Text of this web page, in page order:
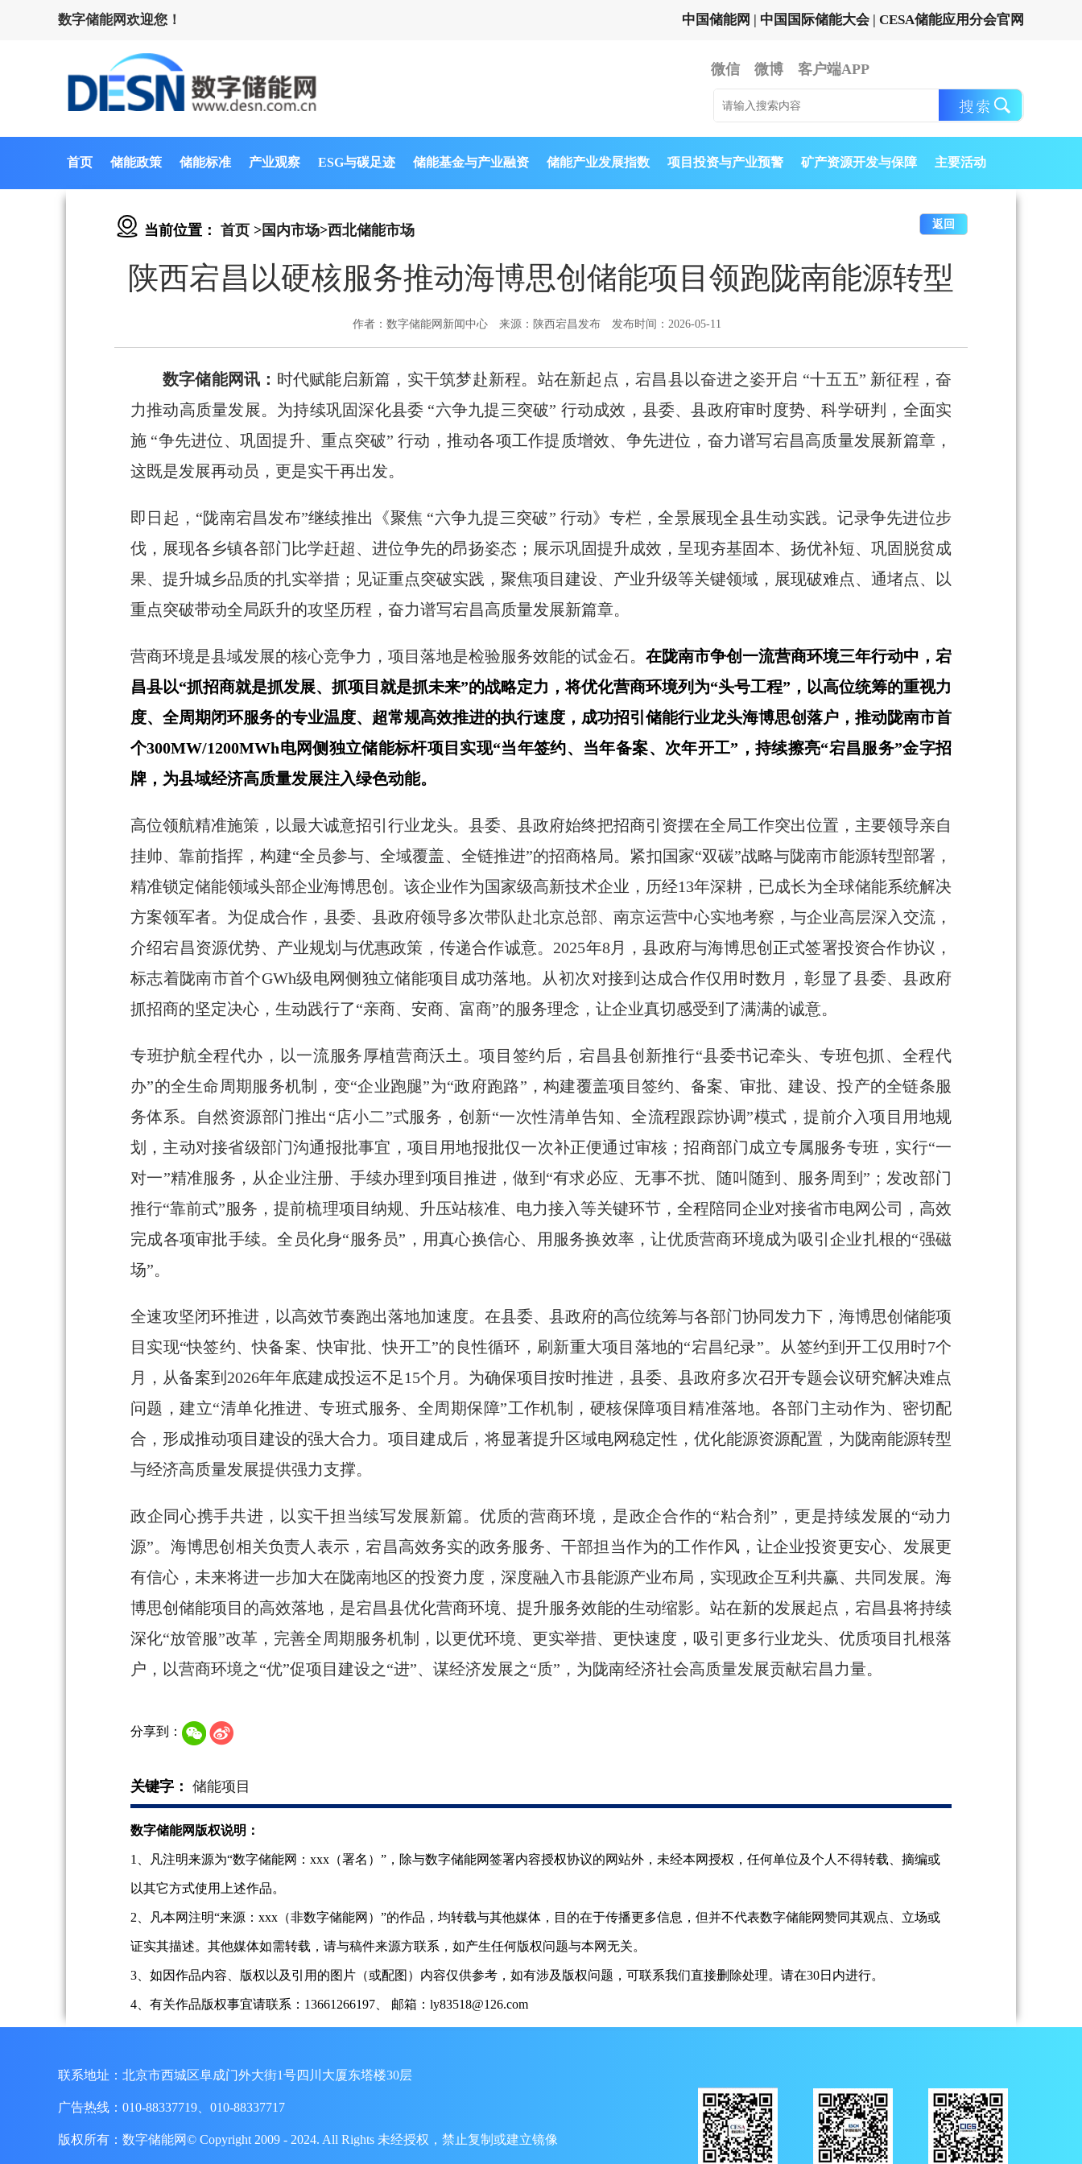
数字储能网欢迎您！ 中国储能网 | 中国国际储能大会 | CESA储能应用分会官网
微信 微博 客户端APP
首页 储能政策 储能标准 产业观察 ESG与碳足迹 储能基金与产业融资 储能产业发展指数 项目投资与产业预警 矿产资源开发与保障 主要活动
当前位置： 首页 >国内市场>西北储能市场 返回
陕西宕昌以硬核服务推动海博思创储能项目领跑陇南能源转型
作者：数字储能网新闻中心 来源：陕西宕昌发布 发布时间：2026-05-11
数字储能网讯： 时代赋能启新篇，实干筑梦赴新程。站在新起点，宕昌县以奋进之姿开启 “十五五” 新征程，奋
力推动高质量发展。为持续巩固深化县委 “六争九提三突破” 行动成效，县委、县政府审时度势、科学研判，全面实
施 “争先进位、巩固提升、重点突破” 行动，推动各项工作提质增效、争先进位，奋力谱写宕昌高质量发展新篇章，
这既是发展再动员，更是实干再出发。
即日起，“陇南宕昌发布”继续推出《聚焦 “六争九提三突破” 行动》专栏，全景展现全县生动实践。记录争先进位步
伐，展现各乡镇各部门比学赶超、进位争先的昂扬姿态；展示巩固提升成效，呈现夯基固本、扬优补短、巩固脱贫成
果、提升城乡品质的扎实举措；见证重点突破实践，聚焦项目建设、产业升级等关键领域，展现破难点、通堵点、以
重点突破带动全局跃升的攻坚历程，奋力谱写宕昌高质量发展新篇章。
营商环境是县域发展的核心竞争力，项目落地是检验服务效能的试金石。 在陇南市争创一流营商环境三年行动中，宕
昌县以“抓招商就是抓发展、抓项目就是抓未来”的战略定力，将优化营商环境列为“头号工程”，以高位统筹的重视力
度、全周期闭环服务的专业温度、超常规高效推进的执行速度，成功招引储能行业龙头海博思创落户，推动陇南市首
个300MW/1200MWh电网侧独立储能标杆项目实现“当年签约、当年备案、次年开工”，持续擦亮“宕昌服务”金字招
牌，为县域经济高质量发展注入绿色动能。
高位领航精准施策，以最大诚意招引行业龙头。县委、县政府始终把招商引资摆在全局工作突出位置，主要领导亲自
挂帅、靠前指挥，构建“全员参与、全域覆盖、全链推进”的招商格局。紧扣国家“双碳”战略与陇南市能源转型部署，
精准锁定储能领域头部企业海博思创。该企业作为国家级高新技术企业，历经13年深耕，已成长为全球储能系统解决
方案领军者。为促成合作，县委、县政府领导多次带队赴北京总部、南京运营中心实地考察，与企业高层深入交流，
介绍宕昌资源优势、产业规划与优惠政策，传递合作诚意。2025年8月，县政府与海博思创正式签署投资合作协议，
标志着陇南市首个GWh级电网侧独立储能项目成功落地。从初次对接到达成合作仅用时数月，彰显了县委、县政府
抓招商的坚定决心，生动践行了“亲商、安商、富商”的服务理念，让企业真切感受到了满满的诚意。
专班护航全程代办，以一流服务厚植营商沃土。项目签约后，宕昌县创新推行“县委书记牵头、专班包抓、全程代
办”的全生命周期服务机制，变“企业跑腿”为“政府跑路”，构建覆盖项目签约、备案、审批、建设、投产的全链条服
务体系。自然资源部门推出“店小二”式服务，创新“一次性清单告知、全流程跟踪协调”模式，提前介入项目用地规
划，主动对接省级部门沟通报批事宜，项目用地报批仅一次补正便通过审核；招商部门成立专属服务专班，实行“一
对一”精准服务，从企业注册、手续办理到项目推进，做到“有求必应、无事不扰、随叫随到、服务周到”；发改部门
推行“靠前式”服务，提前梳理项目纳规、升压站核准、电力接入等关键环节，全程陪同企业对接省市电网公司，高效
完成各项审批手续。全员化身“服务员”，用真心换信心、用服务换效率，让优质营商环境成为吸引企业扎根的“强磁
场”。
全速攻坚闭环推进，以高效节奏跑出落地加速度。在县委、县政府的高位统筹与各部门协同发力下，海博思创储能项
目实现“快签约、快备案、快审批、快开工”的良性循环，刷新重大项目落地的“宕昌纪录”。从签约到开工仅用时7个
月，从备案到2026年年底建成投运不足15个月。为确保项目按时推进，县委、县政府多次召开专题会议研究解决难点
问题，建立“清单化推进、专班式服务、全周期保障”工作机制，硬核保障项目精准落地。各部门主动作为、密切配
合，形成推动项目建设的强大合力。项目建成后，将显著提升区域电网稳定性，优化能源资源配置，为陇南能源转型
与经济高质量发展提供强力支撑。
政企同心携手共进，以实干担当续写发展新篇。优质的营商环境，是政企合作的“粘合剂”，更是持续发展的“动力
源”。海博思创相关负责人表示，宕昌高效务实的政务服务、干部担当作为的工作作风，让企业投资更安心、发展更
有信心，未来将进一步加大在陇南地区的投资力度，深度融入市县能源产业布局，实现政企互利共赢、共同发展。海
博思创储能项目的高效落地，是宕昌县优化营商环境、提升服务效能的生动缩影。站在新的发展起点，宕昌县将持续
深化“放管服”改革，完善全周期服务机制，以更优环境、更实举措、更快速度，吸引更多行业龙头、优质项目扎根落
户，以营商环境之“优”促项目建设之“进”、谋经济发展之“质”，为陇南经济社会高质量发展贡献宕昌力量。
分享到：
关键字： 储能项目
数字储能网版权说明：
1、凡注明来源为“数字储能网：xxx（署名）”，除与数字储能网签署内容授权协议的网站外，未经本网授权，任何单位及个人不得转载、摘编或
以其它方式使用上述作品。
2、凡本网注明“来源：xxx（非数字储能网）”的作品，均转载与其他媒体，目的在于传播更多信息，但并不代表数字储能网赞同其观点、立场或
证实其描述。其他媒体如需转载，请与稿件来源方联系，如产生任何版权问题与本网无关。
3、如因作品内容、版权以及引用的图片（或配图）内容仅供参考，如有涉及版权问题，可联系我们直接删除处理。请在30日内进行。
4、有关作品版权事宜请联系：13661266197、 邮箱：ly83518@126.com
联系地址：北京市西城区阜成门外大街1号四川大厦东塔楼30层
广告热线：010-88337719、010-88337717
版权所有：数字储能网© Copyright 2009 - 2024. All Rights 未经授权，禁止复制或建立镜像